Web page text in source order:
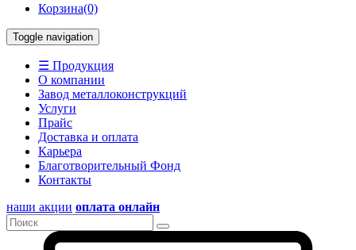
Корзина(0)
Toggle navigation
☰ Продукция
О компании
Завод металлоконструкций
Услуги
Прайс
Доставка и оплата
Карьера
Благотворительный Фонд
Контакты
наши акции оплата онлайн